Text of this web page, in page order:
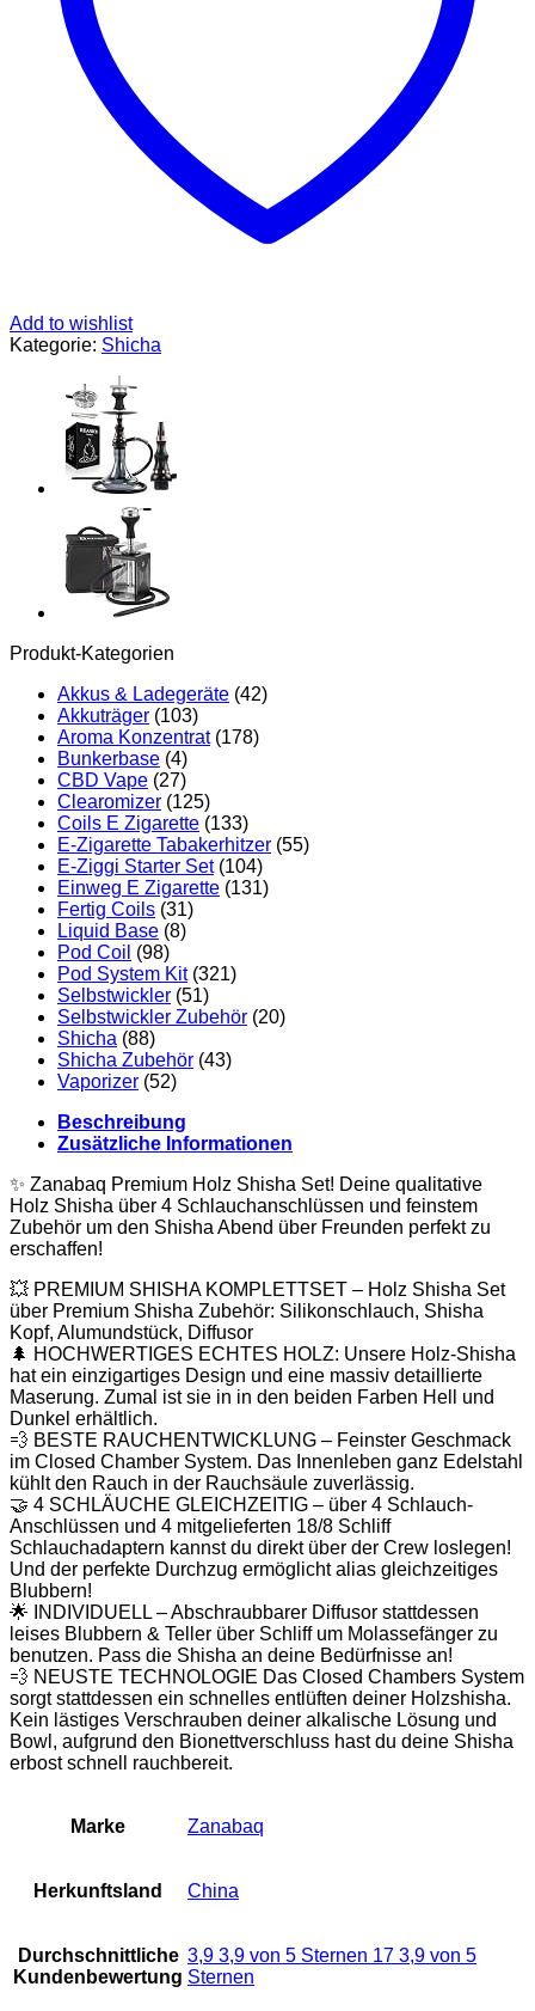
Wood
Hookah
Wasserpfeife
(Hell)
Menge
Add to wishlist
Kategorie: Shicha
Produkt-Kategorien
Akkus & Ladegeräte (42)
Akkuträger (103)
Aroma Konzentrat (178)
Bunkerbase (4)
CBD Vape (27)
Clearomizer (125)
Coils E Zigarette (133)
E-Zigarette Tabakerhitzer (55)
E-Ziggi Starter Set (104)
Einweg E Zigarette (131)
Fertig Coils (31)
Liquid Base (8)
Pod Coil (98)
Pod System Kit (321)
Selbstwickler (51)
Selbstwickler Zubehör (20)
Shicha (88)
Shicha Zubehör (43)
Vaporizer (52)
Beschreibung
Zusätzliche Informationen
✨ Zanabaq Premium Holz Shisha Set! Deine qualitative
Holz Shisha über 4 Schlauchanschlüssen und feinstem
Zubehör um den Shisha Abend über Freunden perfekt zu
erschaffen!
💥 PREMIUM SHISHA KOMPLETTSET – Holz Shisha Set
über Premium Shisha Zubehör: Silikonschlauch, Shisha
Kopf, Alumundstück, Diffusor
🌲 HOCHWERTIGES ECHTES HOLZ: Unsere Holz-Shisha
hat ein einzigartiges Design und eine massiv detaillierte
Maserung. Zumal ist sie in in den beiden Farben Hell und
Dunkel erhältlich.
💨 BESTE RAUCHENTWICKLUNG – Feinster Geschmack
im Closed Chamber System. Das Innenleben ganz Edelstahl
kühlt den Rauch in der Rauchsäule zuverlässig.
🤝 4 SCHLÄUCHE GLEICHZEITIG – über 4 Schlauch-
Anschlüssen und 4 mitgelieferten 18/8 Schliff
Schlauchadaptern kannst du direkt über der Crew loslegen!
Und der perfekte Durchzug ermöglicht alias gleichzeitiges
Blubbern!
🌟 INDIVIDUELL – Abschraubbarer Diffusor stattdessen
leises Blubbern & Teller über Schliff um Molassefänger zu
benutzen. Pass die Shisha an deine Bedürfnisse an!
💨 NEUSTE TECHNOLOGIE Das Closed Chambers System
sorgt stattdessen ein schnelles entlüften deiner Holzshisha.
Kein lästiges Verschrauben deiner alkalische Lösung und
Bowl, aufgrund den Bionettverschluss hast du deine Shisha
erbost schnell rauchbereit.
Marke ‎Zanabaq
Herkunftsland ‎China
Durchschnittliche
Kundenbewertung
3,9 3,9 von 5 Sternen 17 3,9 von 5
Sternen